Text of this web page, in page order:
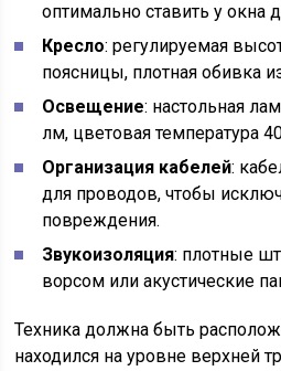
оптимально ставить у окна
Кресло: регулируемая
поясницы, плотная обивка
Освещение: настольная
лм, цветовая температура
Организация кабелей:
для проводов, чтобы
повреждения.
Звукоизоляция: плотные
ворсом или акустические
Техника должна быть
находился на уровне верхней